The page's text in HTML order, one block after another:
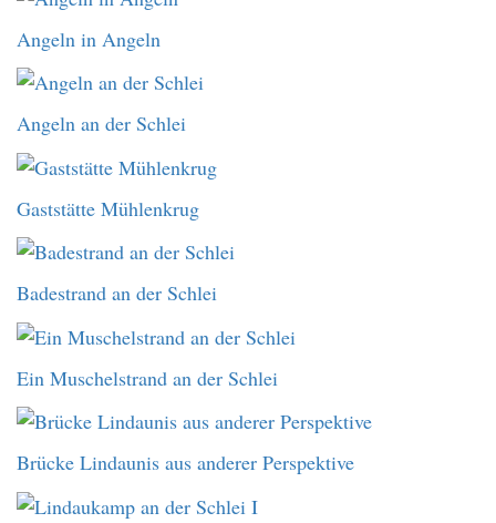
Angeln in Angeln
Angeln an der Schlei
Gaststätte Mühlenkrug
Badestrand an der Schlei
Ein Muschelstrand an der Schlei
Brücke Lindaunis aus anderer Perspektive